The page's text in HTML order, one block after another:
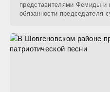
представителями Фемиды
обязанности председателя